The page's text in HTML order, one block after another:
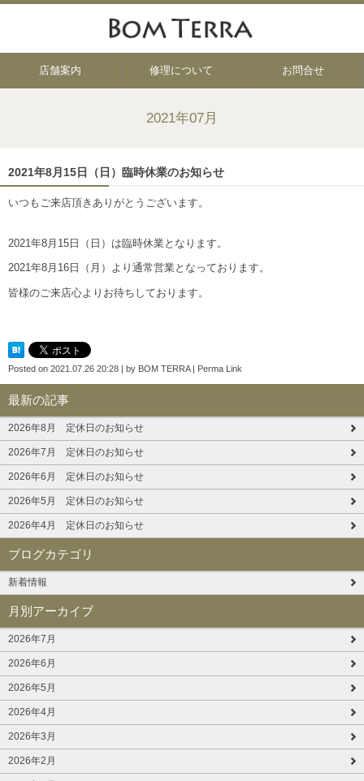
店舗案内 修理について お問合せ
2021年07月
2021年8月15日（日）臨時休業のお知らせ
いつもご来店頂きありがとうございます。
2021年8月15日（日）は臨時休業となります。
2021年8月16日（月）より通常営業となっております。
皆様のご来店心よりお待ちしております。
Posted on 2021.07.26 20:28 | by BOM TERRA| Perma Link
最新の記事
2026年8月 定休日のお知らせ
2026年7月 定休日のお知らせ
2026年6月 定休日のお知らせ
2026年5月 定休日のお知らせ
2026年4月 定休日のお知らせ
ブログカテゴリ
新着情報
月別アーカイブ
2026年7月
2026年6月
2026年5月
2026年4月
2026年3月
2026年2月